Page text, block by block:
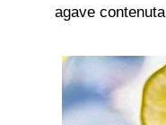
agave contenuta